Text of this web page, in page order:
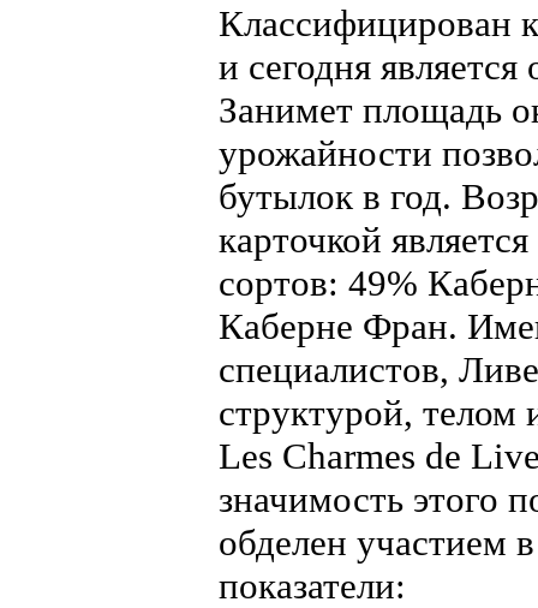
Классифицирован
и сегодня
Занимет площадь
урожайности
бутылок в год.
карточкой
сортов: 49%
Каберне Фран.
специалистов,
структурой,
Les Charmes de
значимость этого
обделен участием
показатели: